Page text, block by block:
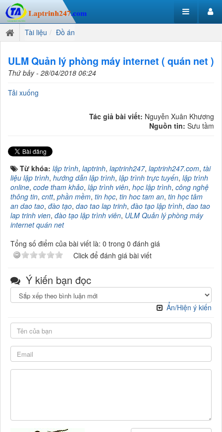
Tài liệu Đồ án
ULM Quản lý phòng máy internet ( quán net )
Thứ bảy - 28/04/2018 06:24
Tải xuống
Tác giả bài viết: Nguyễn Xuân Khương
Nguồn tin: Sưu tầm
Từ khóa: lập trình, laptrinh, laptrinh247, laptrinh247.com, tài
liệu lập trình, hướng dẫn lập trình, lập trình trực tuyến, lập trình
online, code tham khảo, lập trình viên, học lập trình, công nghệ
thông tin, cntt, phần mềm, tin học, tin hoc tam an, tin học tâm
an dao tao, đào tạo, dao tao lap trinh, đào tạo lập trình, dao tao
lap trinh vien, đào tạo lập trình viên, ULM Quản lý phòng máy
internet quán net
Tổng số điểm của bài viết là: 0 trong 0 đánh giá
Click để đánh giá bài viết
Ý kiến bạn đọc
Ẩn/Hiện ý kiến